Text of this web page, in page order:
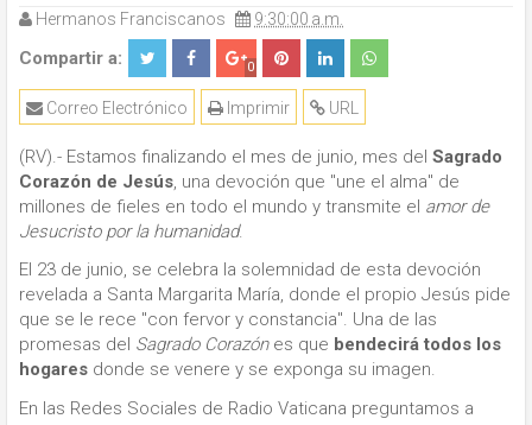
Hermanos Franciscanos 9:30:00 a.m.
Compartir a: 0
URL
Imprimir
Correo Electrónico
(RV).- Estamos finalizando el mes de junio, mes del Sagrado
Corazón de Jesús, una devoción que "une el alma" de
millones de fieles en todo el mundo y transmite el amor de
Jesucristo por la humanidad.
El 23 de junio, se celebra la solemnidad de esta devoción
revelada a Santa Margarita María, donde el propio Jesús pide
que se le rece "con fervor y constancia". Una de las
promesas del Sagrado Corazónes que bendecirá todos los
hogares donde se venere y se exponga su imagen.
En las Redes Sociales de Radio Vaticana preguntamos a